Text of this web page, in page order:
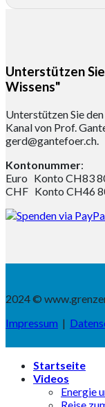
Unterstützen
Wissens"
Unterstützen Sie
Kanal von Prof.
gerd@gantefoer.ch.
Kontonummer:
Euro Konto CH83
CHF Konto CH46
2024 ©
Impressum |
Startseite
Videos
Energie
Reise